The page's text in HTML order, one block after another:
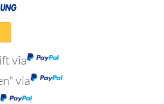
via
via